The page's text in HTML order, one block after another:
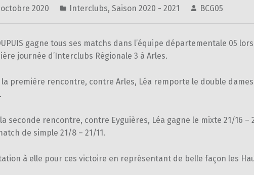
2020 Interclubs, Saison 2020 - 2021 BCG05
gagne tous ses matchs dans l’équipe départementale 05
journée d’Interclubs Régionale 3 à Arles.
la première rencontre, contre Arles, Léa remporte le double dames
seconde rencontre, contre Eyguières, Léa gagne le mixte 21/16 –
de simple 21/8 – 21/11.
à elle pour ces victoire en représentant de belle façon les